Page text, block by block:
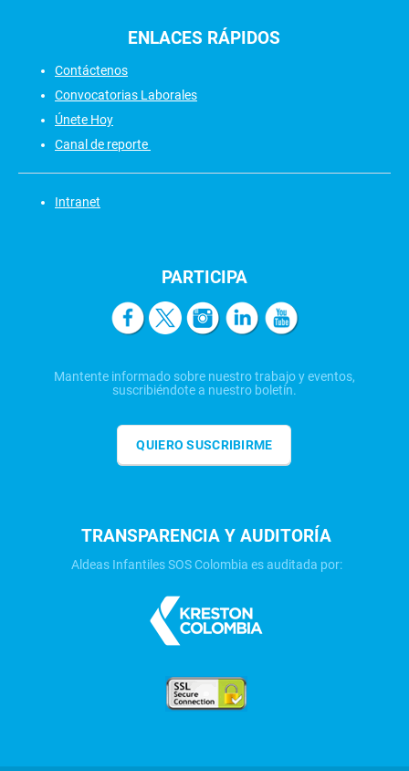
ENLACES RÁPIDOS
Contáctenos
Convocatorias Laborales
Únete Hoy
Canal de reporte
Intranet
PARTICIPA
Mantente informado sobre nuestro trabajo y eventos,
suscribiéndote a nuestro boletín.
QUIERO SUSCRIBIRME
TRANSPARENCIA Y AUDITORÍA
Aldeas Infantiles SOS Colombia es auditada por: